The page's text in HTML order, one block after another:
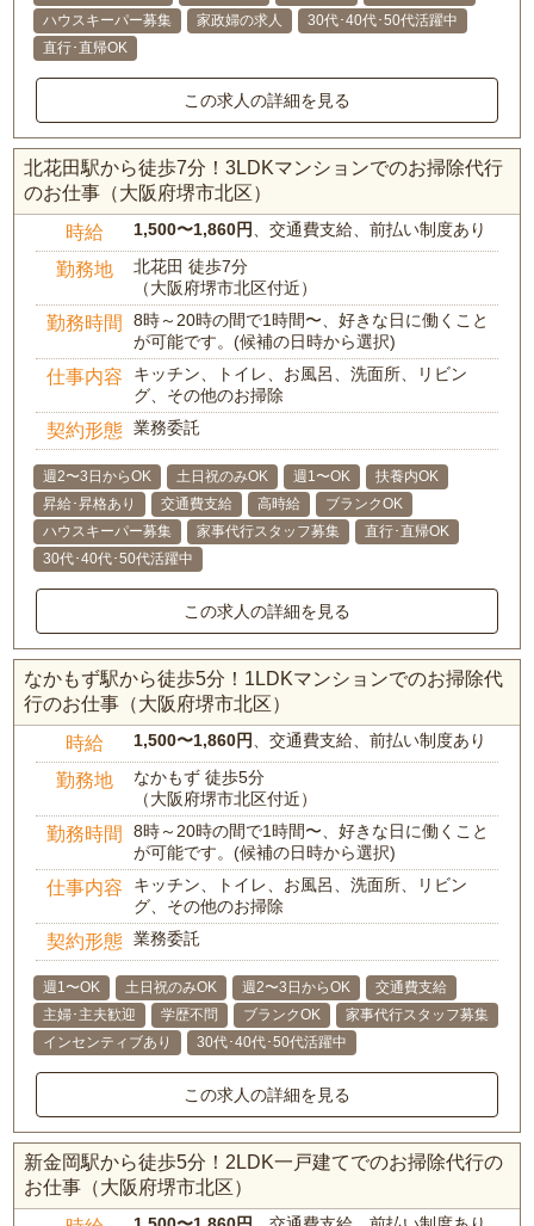
ハウスキーパー募集
家政婦の求人
30代･40代･50代活躍中
直行･直帰OK
この求人の詳細を見る
北花田駅から徒歩7分！3LDKマンションでのお掃除代行
のお仕事（大阪府堺市北区）
時給 1,500〜1,860円、交通費支給、前払い制度あり
勤務地
北花田 徒歩7分
（大阪府堺市北区付近）
勤務時間
8時～20時の間で1時間〜、好きな日に働くこと
が可能です。(候補の日時から選択)
仕事内容
キッチン、トイレ、お風呂、洗面所、リビン
グ、その他のお掃除
契約形態 業務委託
週2〜3日からOK 土日祝のみOK 週1〜OK
扶養内OK
昇給･昇格あり
交通費支給 高時給
ブランクOK
ハウスキーパー募集
家事代行スタッフ募集
直行･直帰OK
30代･40代･50代活躍中
この求人の詳細を見る
なかもず駅から徒歩5分！1LDKマンションでのお掃除代
行のお仕事（大阪府堺市北区）
時給 1,500〜1,860円、交通費支給、前払い制度あり
勤務地
なかもず 徒歩5分
（大阪府堺市北区付近）
勤務時間
8時～20時の間で1時間〜、好きな日に働くこと
が可能です。(候補の日時から選択)
仕事内容
キッチン、トイレ、お風呂、洗面所、リビン
グ、その他のお掃除
契約形態 業務委託
週1〜OK 土日祝のみOK 週2〜3日からOK
交通費支給
主婦･主夫歓迎
学歴不問 ブランクOK
家事代行スタッフ募集
インセンティブあり
30代･40代･50代活躍中
この求人の詳細を見る
新金岡駅から徒歩5分！2LDK一戸建てでのお掃除代行の
お仕事（大阪府堺市北区）